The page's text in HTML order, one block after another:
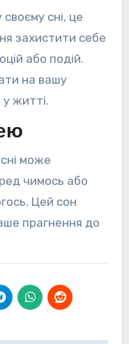
сні, це
захистити себе
або подій.
на вашу
житті.
може
чимось або
Цей сон
прагнення до